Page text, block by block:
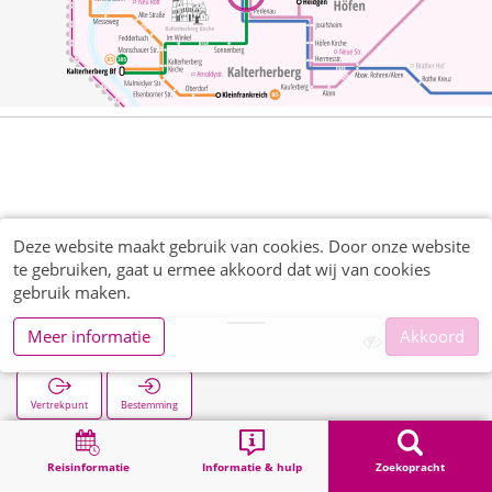
Reisinformatie Informatie & hulp Zoekopracht
Dreistegen
Vertrekpunt Bestemming
Zoekopracht
Deze website maakt gebruik van cookies. Door onze website
te gebruiken, gaat u ermee akkoord dat wij van cookies
gebruik maken.
Meer informatie
Akkoord